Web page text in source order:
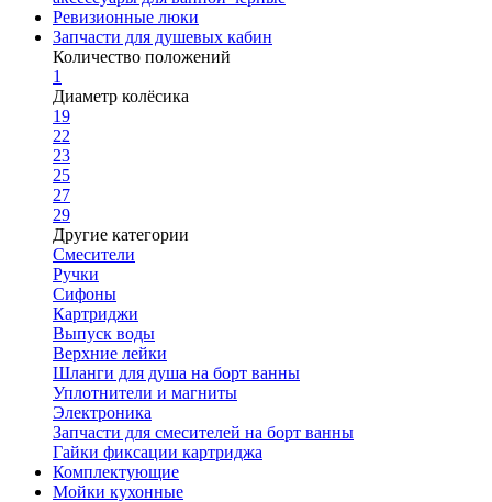
Ревизионные люки
Запчасти для душевых кабин
Количество положений
1
Диаметр колёсика
19
22
23
25
27
29
Другие категории
Смесители
Ручки
Сифоны
Картриджи
Выпуск воды
Верхние лейки
Шланги для душа на борт ванны
Уплотнители и магниты
Электроника
Запчасти для смесителей на борт ванны
Гайки фиксации картриджа
Комплектующие
Мойки кухонные